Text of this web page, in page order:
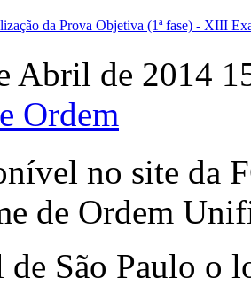
da Prova Objetiva (1ª fase) - XIII
Abril de 2014
Ordem
no site da
de Ordem
de São Paulo o